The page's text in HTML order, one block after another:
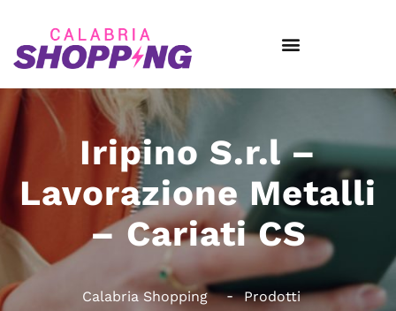
Iripino S.r.l –
Lavorazione Metalli
– Cariati CS
Calabria Shopping
Prodotti